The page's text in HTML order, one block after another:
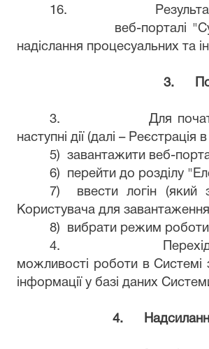
16.
веб-порталі
надіслання процесуальних та
3.
3.
Для
наступні дії (далі – Реєстрація
5)
завантажити веб-
6)
перейти до розділу
7)
ввести логін (який
Користувача для
8)
вибрати режим
4.
можливості роботи в Системі
інформації у базі даних
4.